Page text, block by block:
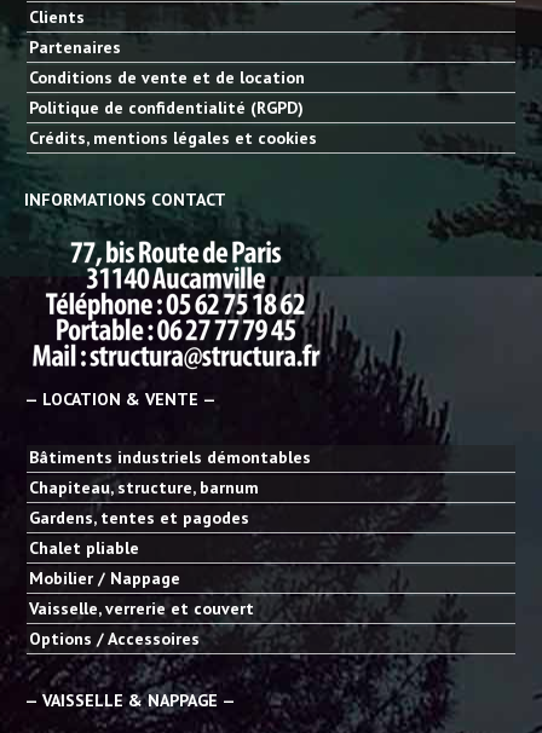
Clients
Partenaires
Conditions de vente et de location
Politique de confidentialité (RGPD)
Crédits, mentions légales et cookies
INFORMATIONS CONTACT
— LOCATION & VENTE —
Bâtiments industriels démontables
Chapiteau, structure, barnum
Gardens, tentes et pagodes
Chalet pliable
Mobilier / Nappage
Vaisselle, verrerie et couvert
Options / Accessoires
— VAISSELLE & NAPPAGE —